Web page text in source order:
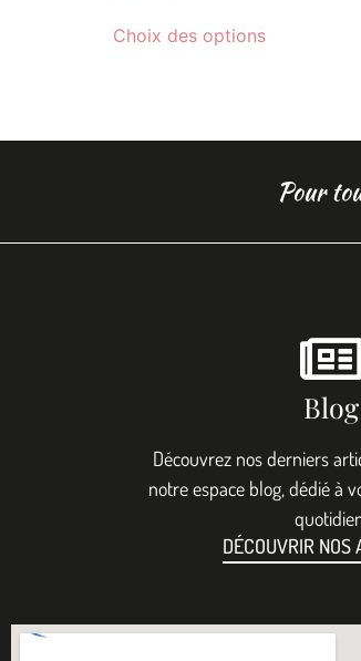
Choix des options
Pour
Blog
Découvrez nos derniers
notre espace blog, dédié à
DÉCOUVRIR NOS